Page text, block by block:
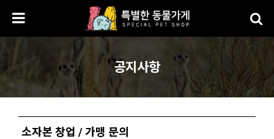
공지사항
소자본 창업 / 가맹 문의